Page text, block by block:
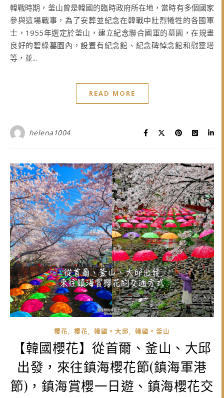
韓戰時期，釜山曾是韓國的臨時政府所在地，當時有多個國家
參與這場戰事，為了安葬並紀念在韓戰中壯烈犧牲的各國軍
士，1955年選定於釜山，建立紀念聯合國軍的墓園，在規畫
良好的碧綠墓園內，設置有紀念館、紀念碑悼念館和慰靈塔
等，並...
READ MORE
helena1004
櫻花, 櫻花, 韓國。大邱, 韓國。釜山
【韓國櫻花】從首爾、釜山、大邱
出發，來往鎮海櫻花節(鎮海軍港
節)，鎮海賞櫻一日遊、鎮海櫻花交